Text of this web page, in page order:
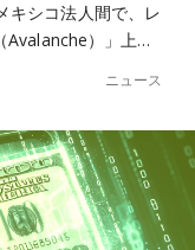
キシコ法人間で、レ
Avalanche）」上…
ニュース